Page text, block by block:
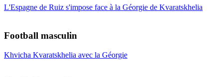
L'Espagne de Ruiz s'impose face à la Géorgie de Kvaratskhelia
Football masculin
Khvicha Kvaratskhelia avec la Géorgie